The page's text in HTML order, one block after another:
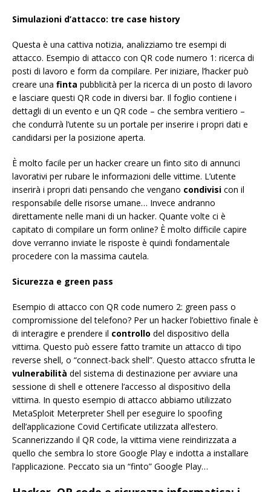
Simulazioni d’attacco: tre case history
Questa è una cattiva notizia, analizziamo tre esempi di
attacco. Esempio di attacco con QR code numero 1: ricerca di
posti di lavoro e form da compilare. Per iniziare, l’hacker può
creare una finta pubblicità per la ricerca di un posto di lavoro
e lasciare questi QR code in diversi bar. Il foglio contiene i
dettagli di un evento e un QR code – che sembra veritiero –
che condurrà l’utente su un portale per inserire i propri dati e
candidarsi per la posizione aperta.
È molto facile per un hacker creare un finto sito di annunci
lavorativi per rubare le informazioni delle vittime. L’utente
inserirà i propri dati pensando che vengano condivisi con il
responsabile delle risorse umane… Invece andranno
direttamente nelle mani di un hacker. Quante volte ci è
capitato di compilare un form online? È molto difficile capire
dove verranno inviate le risposte è quindi fondamentale
procedere con la massima cautela.
Sicurezza e green pass
Esempio di attacco con QR code numero 2: green pass o
compromissione del telefono? Per un hacker l’obiettivo finale è
di interagire e prendere il controllo del dispositivo della
vittima. Questo può essere fatto tramite un attacco di tipo
reverse shell, o “connect-back shell”. Questo attacco sfrutta le
vulnerabilità del sistema di destinazione per avviare una
sessione di shell e ottenere l’accesso al dispositivo della
vittima. In questo esempio di attacco abbiamo utilizzato
MetaSploit Meterpreter Shell per eseguire lo spoofing
dell’applicazione Covid Certificate utilizzata all’estero.
Scannerizzando il QR code, la vittima viene reindirizzata a
quello che sembra lo store Google Play e indotta a installare
l’applicazione. Peccato sia un “finto” Google Play…